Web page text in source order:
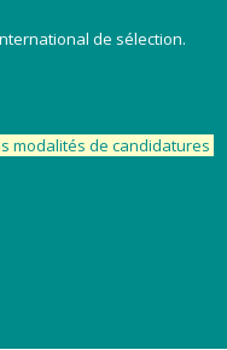
de sélection.
modalités de candidatures